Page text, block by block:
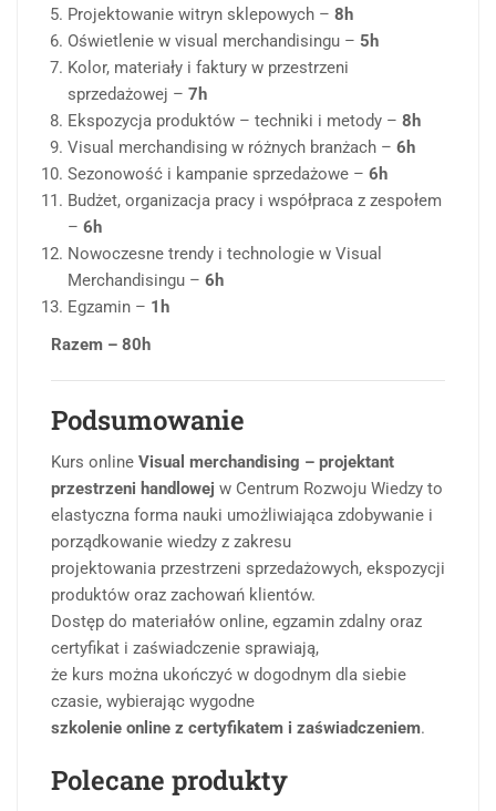
Projektowanie witryn sklepowych – 8h
Oświetlenie w visual merchandisingu – 5h
Kolor, materiały i faktury w przestrzeni
sprzedażowej – 7h
Ekspozycja produktów – techniki i metody – 8h
Visual merchandising w różnych branżach – 6h
Sezonowość i kampanie sprzedażowe – 6h
Budżet, organizacja pracy i współpraca z zespołem
– 6h
Nowoczesne trendy i technologie w Visual
Merchandisingu – 6h
Egzamin – 1h
Razem – 80h
Podsumowanie
Kurs online Visual merchandising – projektant
przestrzeni handlowej w Centrum Rozwoju Wiedzy to
elastyczna forma nauki umożliwiająca zdobywanie i
porządkowanie wiedzy z zakresu
projektowania przestrzeni sprzedażowych, ekspozycji
produktów oraz zachowań klientów.
Dostęp do materiałów online, egzamin zdalny oraz
certyfikat i zaświadczenie sprawiają,
że kurs można ukończyć w dogodnym dla siebie
czasie, wybierając wygodne
szkolenie online z certyfikatem i zaświadczeniem.
Polecane produkty